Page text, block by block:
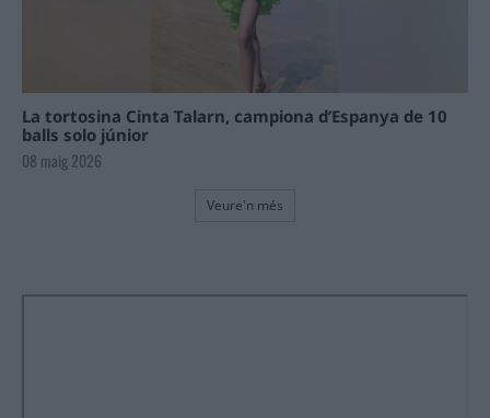
La tortosina Cinta Talarn, campiona d’Espanya de 10
balls solo júnior
08 maig 2026
Veure'n més